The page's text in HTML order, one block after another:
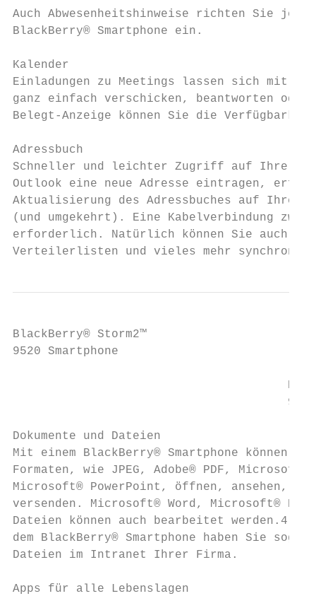
Auch Abwesenheitshinweise richten Sie jetzt
BlackBerry® Smartphone ein.
Kalender
Einladungen zu Meetings lassen sich mit
ganz einfach verschicken, beantworten
Belegt-Anzeige können Sie die
Adressbuch
Schneller und leichter Zugriff auf Ihre
Outlook eine neue Adresse eintragen,
Aktualisierung des Adressbuches auf Ihrem
(und umgekehrt). Eine Kabelverbindung
erforderlich. Natürlich können Sie auch
Verteilerlisten und vieles mehr
BlackBerry® Storm2™
9520 Smartphone
Dokumente und Dateien
Mit einem BlackBerry® Smartphone können
Formaten, wie JPEG, Adobe® PDF,
Microsoft® PowerPoint, öffnen, ansehen,
versenden. Microsoft® Word, Microsoft®
Dateien können auch bearbeitet werden.4
dem BlackBerry® Smartphone haben Sie
Dateien im Intranet Ihrer Firma.
Apps für alle Lebenslagen